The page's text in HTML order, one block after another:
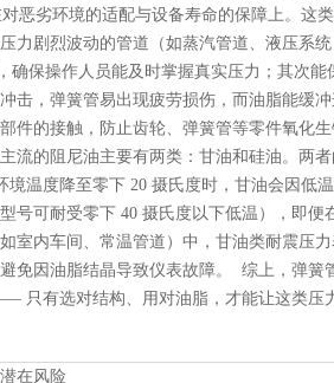
恶劣环境的适配与设备寿命的保障上。这
力剧烈波动的管道（如蒸汽管道、液压系
保操作人员能及时掌握真实压力；其次能
击，弹簧管易出现疲劳损伤，而油脂能缓
件的接触，防止齿轮、弹簧管等零件氧化生
流的阻尼油主要有两类：甘油和硅油。两
温度降至零下 20 摄氏度时，甘油会因低
号可耐受零下 40 摄氏度以下低温），即
室内车间、常温管道）中，甘油类耐震压
免因油脂结晶导致仪表故障。 综上，弹簧
只有选对结构、用对油脂，才能让这类压
在风险